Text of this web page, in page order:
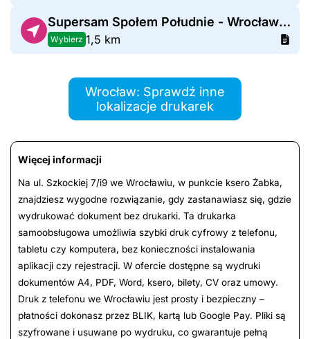
Supersam Społem Południe - Wrocław Zemska
Wybierz 1,5 km
Wrocław: Sprawdź inne
lokalizacje drukarek
Więcej informacji
Na ul. Szkockiej 7/i9 we Wrocławiu, w punkcie ksero Żabka,
znajdziesz wygodne rozwiązanie, gdy zastanawiasz się, gdzie
wydrukować dokument bez drukarki. Ta drukarka
samoobsługowa umożliwia szybki druk cyfrowy z telefonu,
tabletu czy komputera, bez konieczności instalowania
aplikacji czy rejestracji. W ofercie dostępne są wydruki
dokumentów A4, PDF, Word, ksero, bilety, CV oraz umowy.
Druk z telefonu we Wrocławiu jest prosty i bezpieczny –
płatności dokonasz przez BLIK, kartą lub Google Pay. Pliki są
szyfrowane i usuwane po wydruku, co gwarantuje pełną